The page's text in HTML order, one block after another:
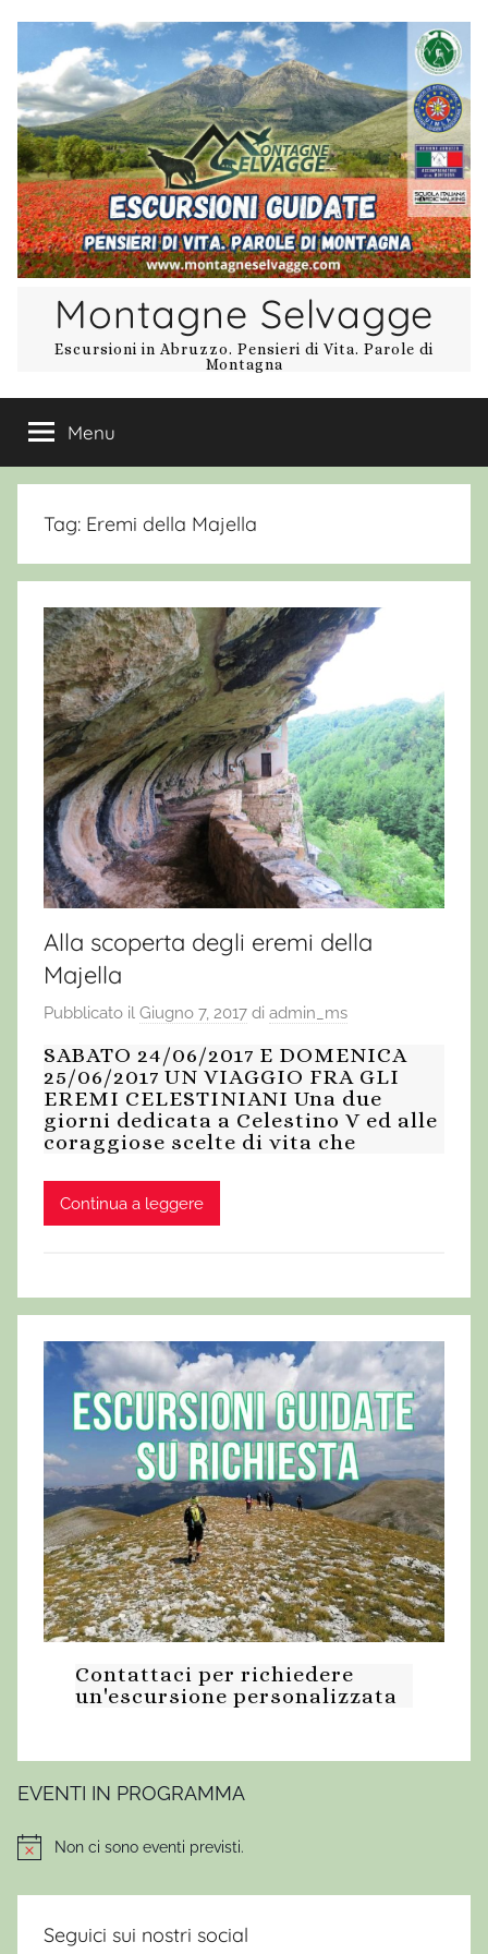
contenuto
Montagne Selvagge
Escursioni in Abruzzo. Pensieri di Vita. Parole di
Montagna
Menu
Tag: Eremi della Majella
Alla scoperta degli eremi della
Majella
Pubblicato il Giugno 7, 2017 di admin_ms
SABATO 24/06/2017 E DOMENICA
25/06/2017 UN VIAGGIO FRA GLI
EREMI CELESTINIANI Una due
giorni dedicata a Celestino V ed alle
coraggiose scelte di vita che
Continua a leggere
Contattaci per richiedere
un'escursione personalizzata
EVENTI IN PROGRAMMA
NoticeNon ci sono eventi previsti.
Seguici sui nostri social